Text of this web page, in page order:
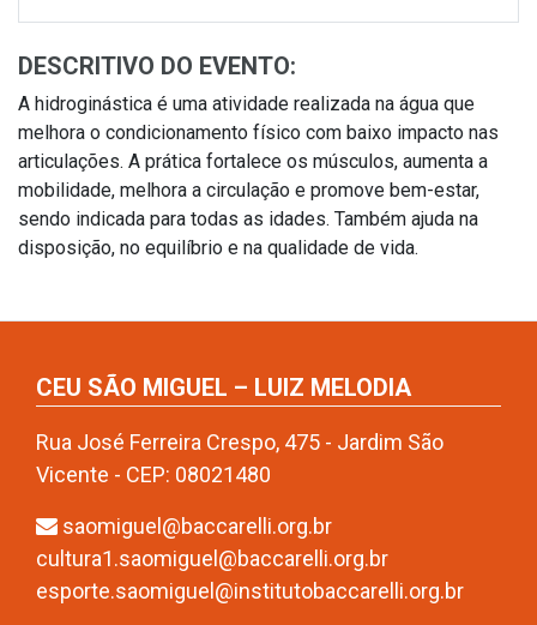
DESCRITIVO DO EVENTO:
A hidroginástica é uma atividade realizada na água que
melhora o condicionamento físico com baixo impacto nas
articulações. A prática fortalece os músculos, aumenta a
mobilidade, melhora a circulação e promove bem-estar,
sendo indicada para todas as idades. Também ajuda na
disposição, no equilíbrio e na qualidade de vida.
CEU SÃO MIGUEL – LUIZ MELODIA
Rua José Ferreira Crespo, 475 - Jardim São
Vicente - CEP: 08021480
saomiguel@baccarelli.org.br
cultura1.saomiguel@baccarelli.org.br
esporte.saomiguel@institutobaccarelli.org.br